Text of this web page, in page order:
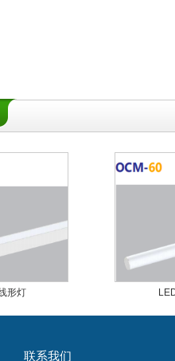
:12W 发光效
DC24V LED寿命
形灯
联系我们